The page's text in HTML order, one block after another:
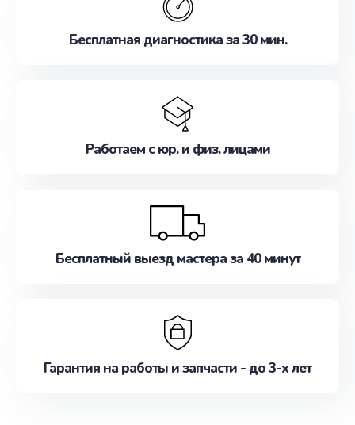
Бесплатная диагностика за 30 мин.
Работаем с юр. и физ. лицами
Бесплатный выезд мастера за 40 минут
Гарантия на работы и запчасти - до 3-х лет